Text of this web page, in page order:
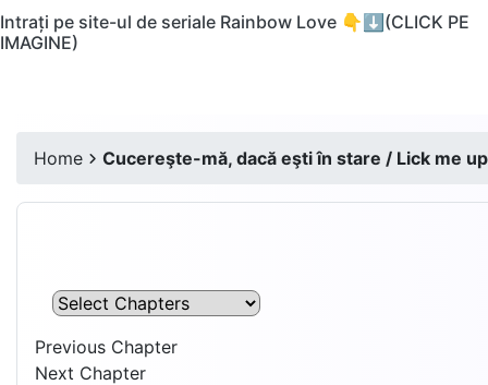
Intrați pe site-ul de seriale Rainbow Love 👇⬇️(CLICK PE
IMAGINE)
Home Cucereşte-mă, dacă eşti în stare / Lick me
Previous Chapter
Next Chapter